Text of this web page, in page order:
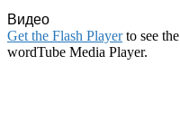
Видео
Get the Flash Playerto see the
wordTube Media Player.